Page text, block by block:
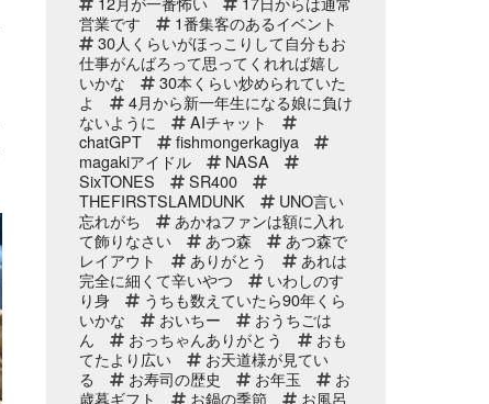
ブリしゃぶ用切り身予約受
付中2025年
2025年11月25日 イベント終了
サンタのオジサンがやって
くる 〜心がほっこりをプ
レゼント〜
2025年10月31日 イベント終了
お魚屋さんかぎやの感謝祭
2025年10月2日 イベント終了
第8回 鰹の藁焼き 実演販
売
営業です
1番集客のあるイベント
30人くらいがほっこりして自分もお
仕事がんばろって思ってくれれば嬉し
いかな
30本くらい炒められていた
よ
4月から新一年生になる娘に負け
ないように
AIチャット
chatGPT
fishmongerkagiya
magakiアイドル
NASA
SixTONES
SR400
THEFIRSTSLAMDUNK
UNO言い
忘れがち
あかねファンは額に入れ
て飾りなさい
あつ森
あつ森で
レイアウト
ありがとう
あれは
完全に細くて辛いやつ
いわしのす
り身
うちも数えていたら90年くら
いかな
おいちー
おうちごは
ん
おっちゃんありがとう
おも
てたより広い
お天道様が見てい
る
お寿司の歴史 お年玉
お
歳暮ギフト
お鍋の季節
お風呂